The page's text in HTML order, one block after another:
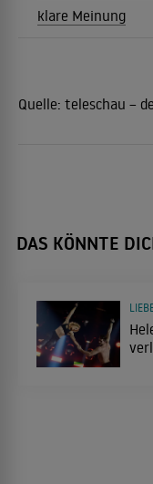
klare Meinung
Quelle: teleschau –
DAS KÖNNTE